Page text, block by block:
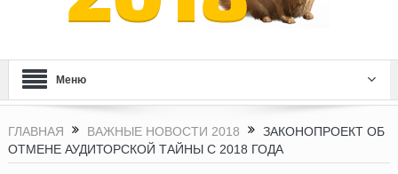
Меню
ГЛАВНАЯ ВАЖНЫЕ НОВОСТИ 2018
ЗАКОНОПРОЕКТ ОБ
ОТМЕНЕ АУДИТОРСКОЙ ТАЙНЫ С 2018 ГОДА